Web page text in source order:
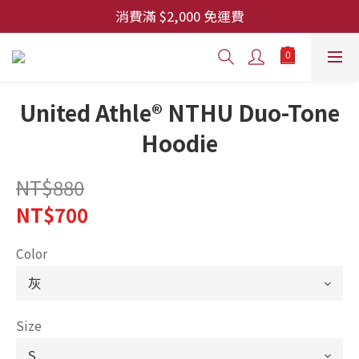
🎓 獨家美式畢業領巾 🎓 優惠中
消費滿 $2,000 免運費
🎓 獨家美式畢業領巾 🎓 優惠中
United Athle® NTHU Duo-Tone
Hoodie
NT$880
NT$700
Color
Size